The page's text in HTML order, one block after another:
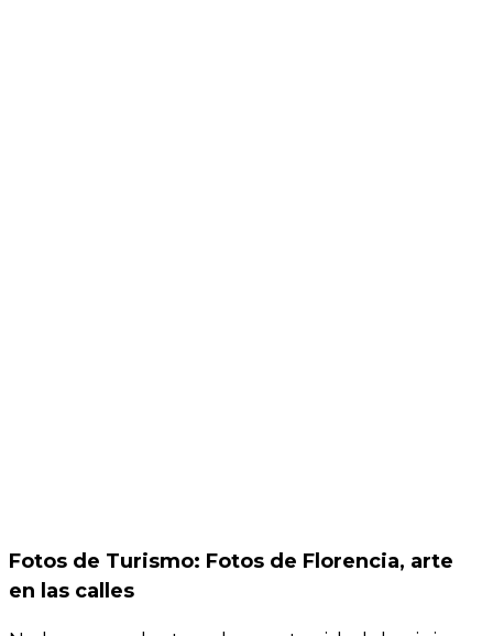
Fotos de Turismo: Fotos de Florencia, arte
en las calles